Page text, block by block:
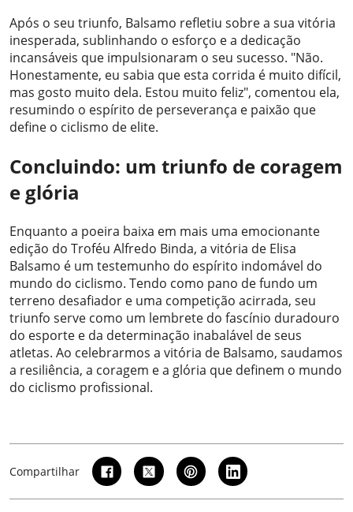
Após o seu triunfo, Balsamo refletiu sobre a sua vitória
inesperada, sublinhando o esforço e a dedicação
incansáveis ​​que impulsionaram o seu sucesso. "Não.
Honestamente, eu sabia que esta corrida é muito difícil,
mas gosto muito dela. Estou muito feliz", comentou ela,
resumindo o espírito de perseverança e paixão que
define o ciclismo de elite.
Concluindo: um triunfo de coragem
e glória
Enquanto a poeira baixa em mais uma emocionante
edição do Troféu Alfredo Binda, a vitória de Elisa
Balsamo é um testemunho do espírito indomável do
mundo do ciclismo. Tendo como pano de fundo um
terreno desafiador e uma competição acirrada, seu
triunfo serve como um lembrete do fascínio duradouro
do esporte e da determinação inabalável de seus
atletas. Ao celebrarmos a vitória de Balsamo, saudamos
a resiliência, a coragem e a glória que definem o mundo
do ciclismo profissional.
Compartilhar